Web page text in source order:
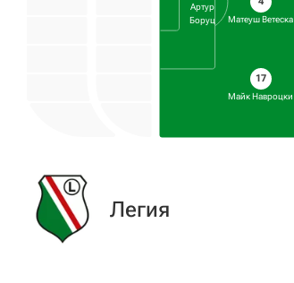
Артур
Боруц
Матеуш Ветеска
17
Майк Навроцки
Легия